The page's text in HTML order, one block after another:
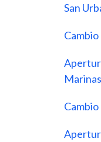
San
Marinas